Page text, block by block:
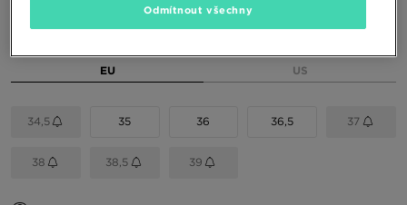
EU US
34,5 35 36 36,5 37
38 38,5 39
Odmítnout všechny